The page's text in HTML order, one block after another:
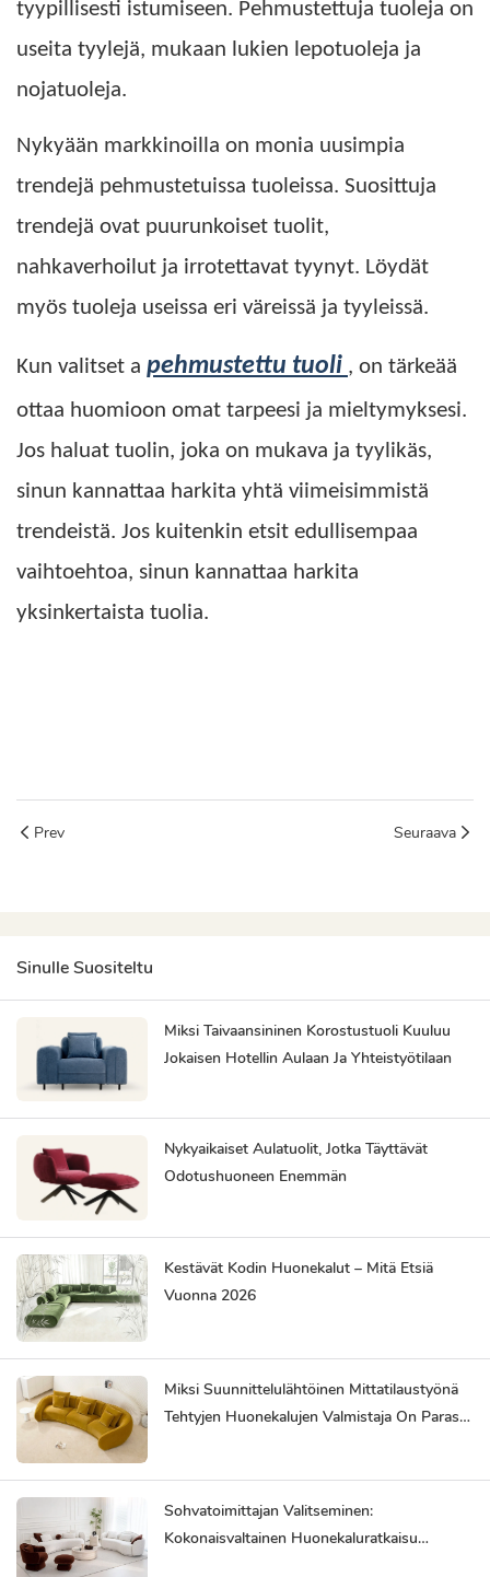
tyypillisesti istumiseen. Pehmustettuja tuoleja on
useita tyylejä, mukaan lukien lepotuoleja ja
nojatuoleja.
Nykyään markkinoilla on monia uusimpia
trendejä pehmustetuissa tuoleissa. Suosittuja
trendejä ovat puurunkoiset tuolit,
nahkaverhoilut ja irrotettavat tyynyt. Löydät
myös tuoleja useissa eri väreissä ja tyyleissä.
Kun valitset a pehmustettu tuoli , on tärkeää
ottaa huomioon omat tarpeesi ja mieltymyksesi.
Jos haluat tuolin, joka on mukava ja tyylikäs,
sinun kannattaa harkita yhtä viimeisimmistä
trendeistä. Jos kuitenkin etsit edullisempaa
vaihtoehtoa, sinun kannattaa harkita
yksinkertaista tuolia.
Prev Seuraava
Sinulle Suositeltu
Miksi Taivaansininen Korostustuoli Kuuluu
Jokaisen Hotellin Aulaan Ja Yhteistyötilaan
Nykyaikaiset Aulatuolit, Jotka Täyttävät
Odotushuoneen Enemmän
Kestävät Kodin Huonekalut – Mitä Etsiä
Vuonna 2026
Miksi Suunnittelulähtöinen Mittatilaustyönä
Tehtyjen Huonekalujen Valmistaja On Paras
Sohvatoimittajan Valitseminen:
Kokonaisvaltainen Huonekaluratkaisu